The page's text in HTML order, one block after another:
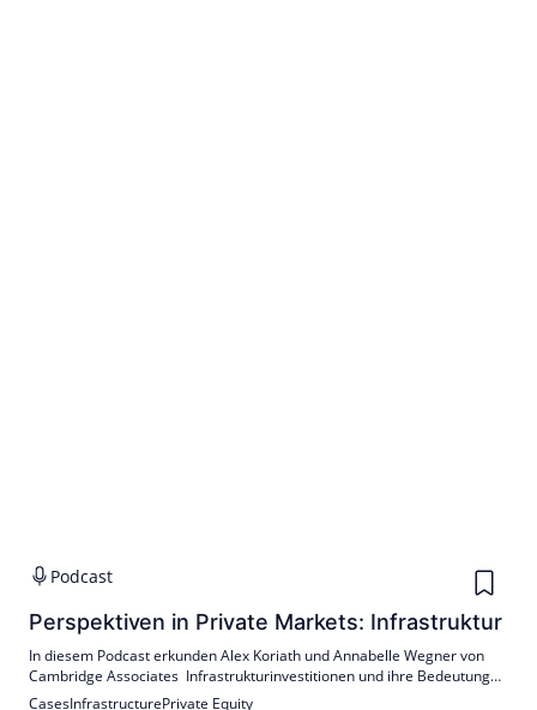
Podcast
Perspektiven in Private Markets: Infrastruktur
In diesem Podcast erkunden Alex Koriath und Annabelle Wegner von
Cambridge Associates Infrastrukturinvestitionen und ihre Bedeutung
für Anleger.
CasesInfrastructurePrivate Equity